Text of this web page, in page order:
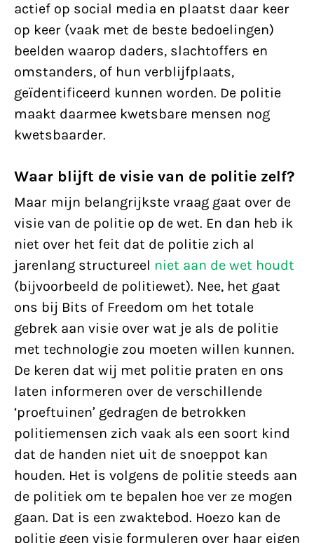
actief op social media en plaatst daar keer
op keer (vaak met de beste bedoelingen)
beelden waarop daders, slachtoffers en
omstanders, of hun verblijfplaats,
geïdentificeerd kunnen worden. De politie
maakt daarmee kwetsbare mensen nog
kwetsbaarder.
Waar blijft de visie van de politie zelf?
Maar mijn belangrijkste vraag gaat over de
visie van de politie op de wet. En dan heb ik
niet over het feit dat de politie zich al
jarenlang structureel niet aan de wet houdt
(bijvoorbeeld de politiewet). Nee, het gaat
ons bij Bits of Freedom om het totale
gebrek aan visie over wat je als de politie
met technologie zou moeten willen kunnen.
De keren dat wij met politie praten en ons
laten informeren over de verschillende
‘proeftuinen’ gedragen de betrokken
politiemensen zich vaak als een soort kind
dat de handen niet uit de snoeppot kan
houden. Het is volgens de politie steeds aan
de politiek om te bepalen hoe ver ze mogen
gaan. Dat is een zwaktebod. Hoezo kan de
politie geen visie formuleren over haar eigen